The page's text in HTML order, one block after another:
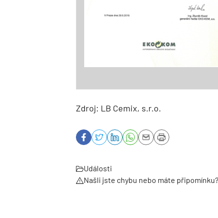
Zdroj: LB Cemix, s.r.o.
Události
Našli jste chybu nebo máte připomínku?